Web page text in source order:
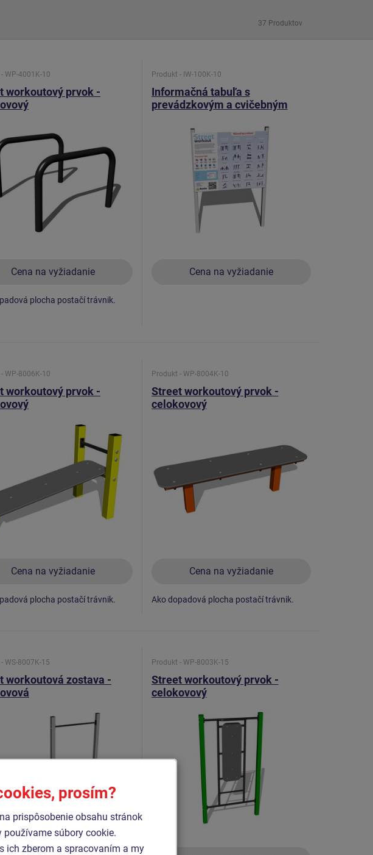
WP-4001K-10
workoutový prvok -
Cena na vyžiadanie
plocha postačí trávnik.
Produkt - IW-100K-10
Informačná tabuľa s
prevádzkovým a cvičebným
Cena na vyžiadanie
WP-8006K-10
workoutový prvok -
Cena na vyžiadanie
plocha postačí trávnik.
Produkt - WP-8004K-10
Street workoutový prvok -
celokovový
Cena na vyžiadanie
Ako dopadová plocha postačí trávnik.
WS-8007K-15
workoutová zostava -
Produkt - WP-8003K-15
Street workoutový prvok -
celokovový
prosím?
prispôsobenie obsahu stránok
súbory cookie.
ich zberom a spracovaním a my